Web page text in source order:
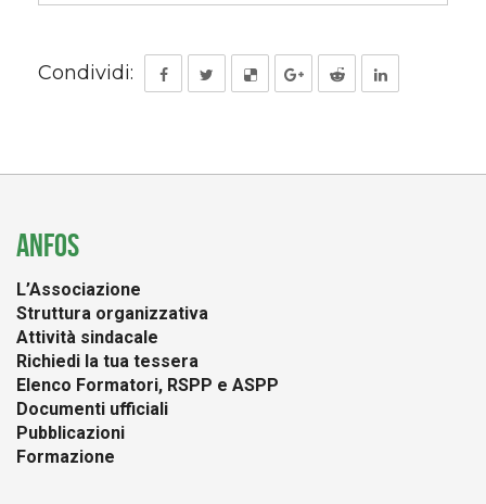
Condividi:
ANFOS
L’Associazione
Struttura organizzativa
Attività sindacale
Richiedi la tua tessera
Elenco Formatori, RSPP e ASPP
Documenti ufficiali
Pubblicazioni
Formazione